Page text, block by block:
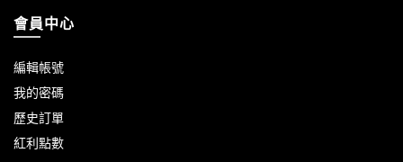
會員中心
編輯帳號
我的密碼
歷史訂單
紅利點數